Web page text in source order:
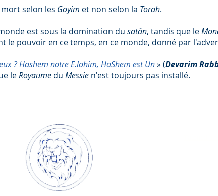
selon les Goyim et non selon la Torah.
est sous la domination du satân, tandis que le
le pouvoir en ce temps, en ce monde, donné par
? Hashem notre E.lohim, HaShem est Un» (Devarim
leRoyaume du Messie n'est toujours pas installé.